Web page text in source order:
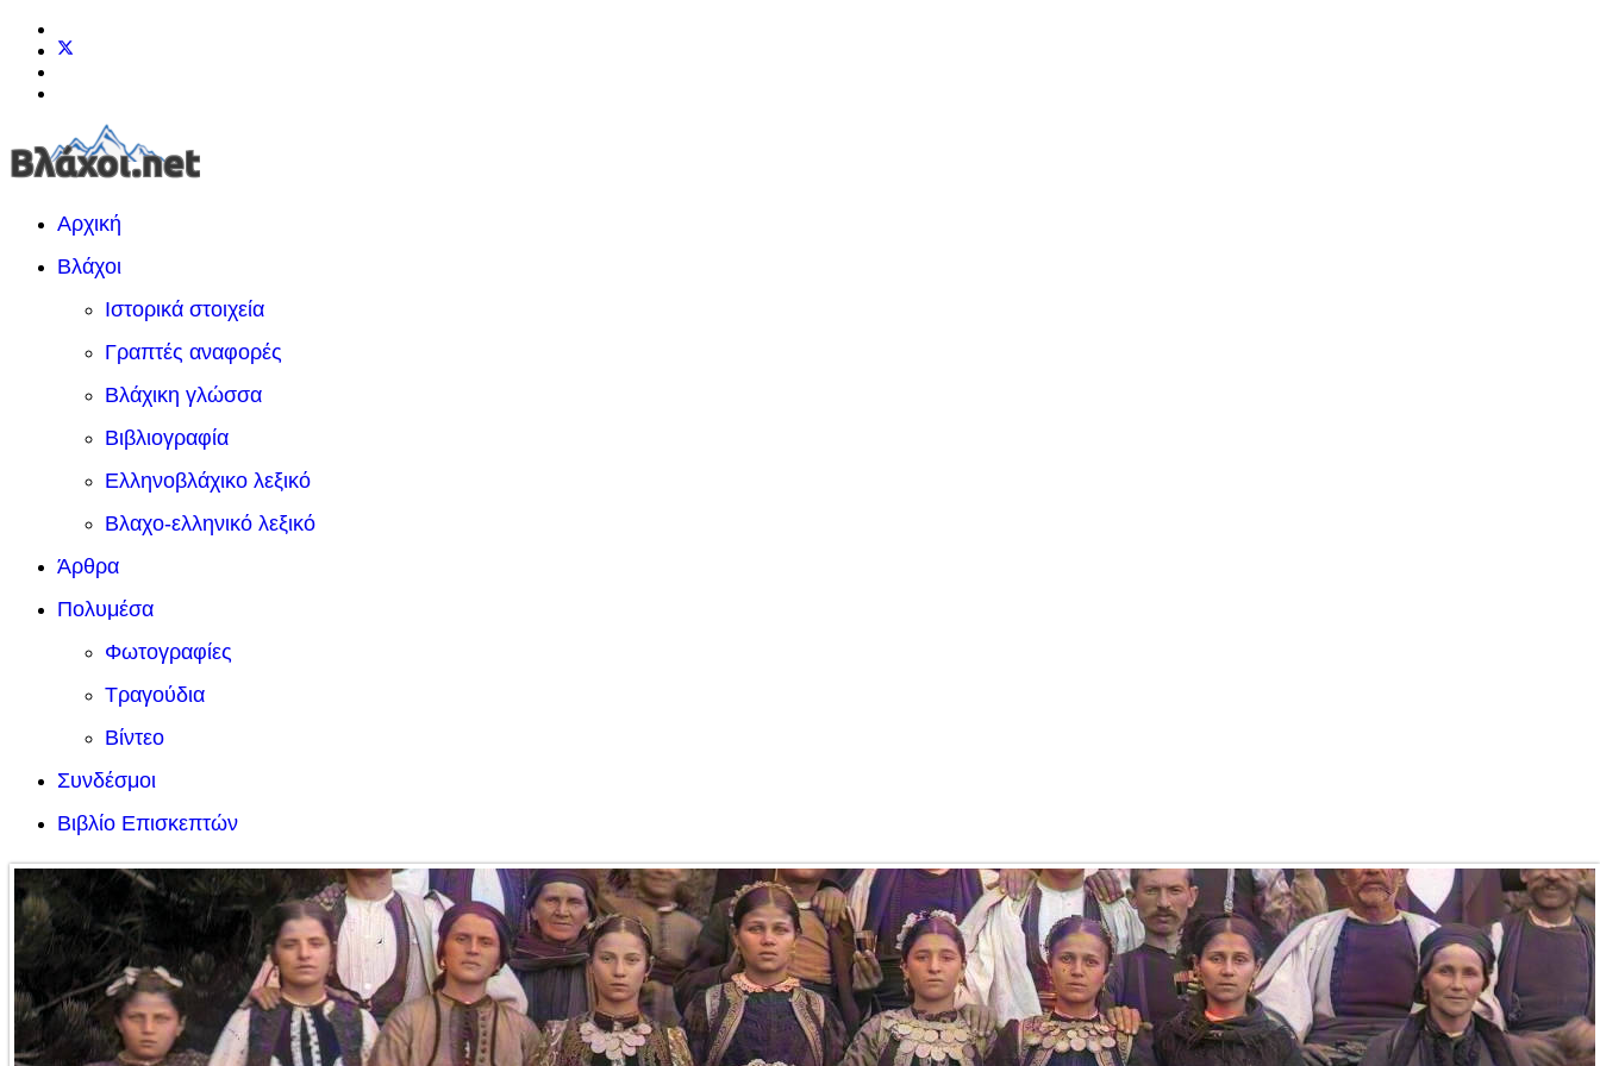
Αρχική
Βλάχοι
Ιστορικά στοιχεία
Γραπτές αναφορές
Βλάχικη γλώσσα
Βιβλιογραφία
Ελληνοβλάχικο λεξικό
Βλαχο-ελληνικό λεξικό
Άρθρα
Πολυμέσα
Φωτογραφίες
Τραγούδια
Βίντεο
Συνδέσμοι
Βιβλίο Επισκεπτών